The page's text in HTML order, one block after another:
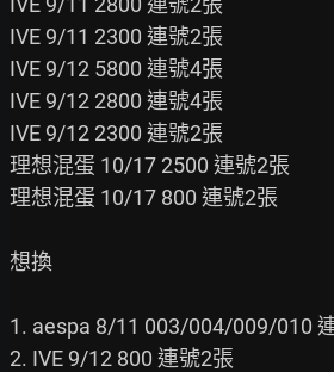
IVE 9/11 2300 連號2張
IVE 9/12 5800 連號4張
IVE 9/12 2800 連號4張
IVE 9/12 2300 連號2張
理想混蛋 10/17 2500 連號2張
理想混蛋 10/17 800 連號2張
想換
1. aespa 8/11 003/004/009/010
2. IVE 9/12 800 連號2張